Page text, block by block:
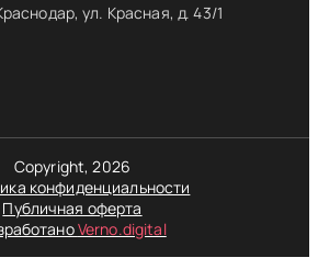
ул. Красная, д. 43/1
Copyright, 2026
конфиденциальности
Публичная оферта
Verno.digital